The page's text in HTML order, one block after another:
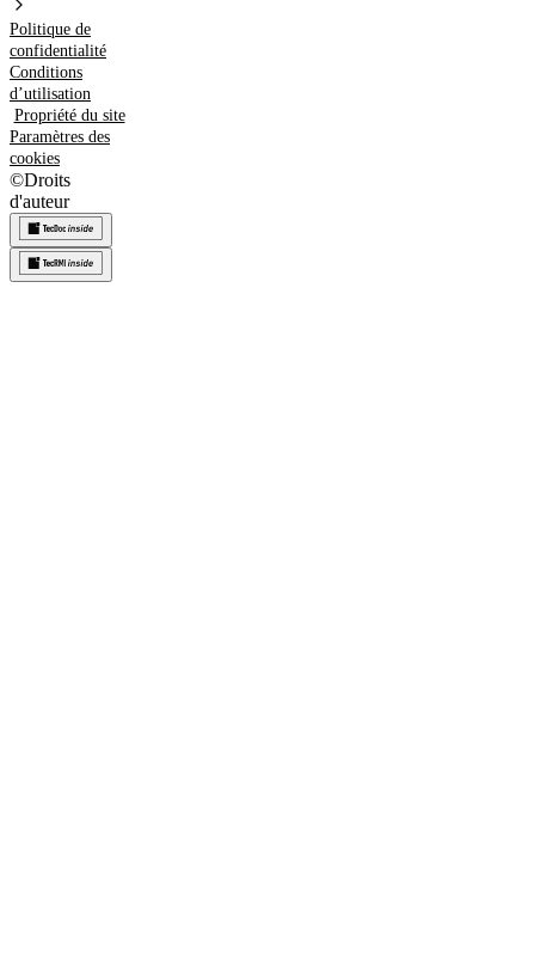
Politique de
confidentialité
Conditions
d’utilisation
Propriété du site
Paramètres des
cookies
©Droits
d'auteur